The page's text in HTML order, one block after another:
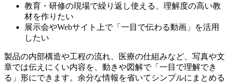
教育・研修の現場で繰り返し使える、理解度の高い教
材を作りたい
展示会やWebサイト上で「一目で伝わる動画」を活用
したい
製品の内部構造や工程の流れ、医療の仕組みなど、写真や文
章では伝えにくい内容を、動きや図解で「一目で理解でき
る」形にできます。余分な情報を省いてシンプルにまとめる